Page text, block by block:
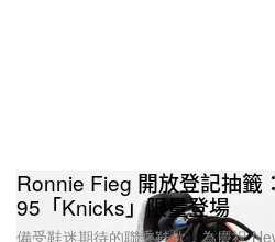
Ronnie Fieg 開放登記抽籤
95「Knicks」限量登場
備受鞋迷期待的聯乘鞋款，為慶祝